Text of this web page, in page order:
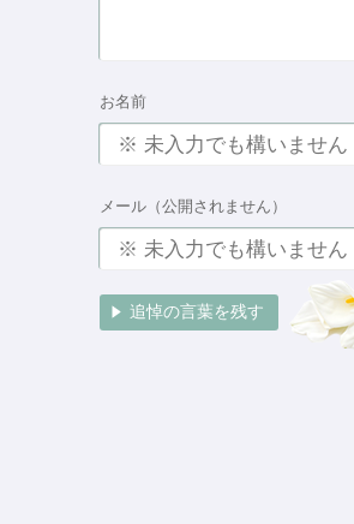
お名前
メール（公開されません）